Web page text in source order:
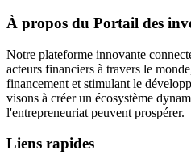
À propos du Portail des
Notre plateforme innovante
acteurs financiers à travers le
financement et stimulant le
visons à créer un écosystème
l'entrepreneuriat peuvent prospérer.
Liens rapides